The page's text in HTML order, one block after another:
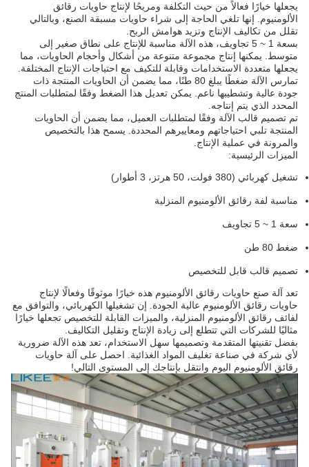
يجعلها خيارًا فعالاً من حيث التكلفة ومريحًا لإنتاج حاويات رقائق
الألومنيوم. إنها تلغي الحاجة إلى شراء حاويات مسبقة الصنع، وبالتالي
تقلل من تكاليف الإنتاج وتزيد هوامش الربح.
بسعة 1 ~ 5 تجاويف، هذه الآلة مناسبة للإنتاج على نطاق صغير إلى
متوسط. يمكنها إنتاج مجموعة متنوعة من أشكال وأحجام الحاويات، مما
يجعلها متعددة الاستخدامات وقابلة للتكيف مع احتياجات الإنتاج المختلفة.
تمارس الآلة ضغطًا يبلغ 80 طنًا، مما يضمن أن الحاويات المنتجة ذات
جودة عالية وتشطيبها ناعم. يمكن تعديل هذا الضغط وفقًا لمتطلبات المنتج
المحدد الذي يتم إنتاجه.
تم تصميم قالب الآلة وفقًا لمتطلبات العميل، مما يضمن أن الحاويات
المنتجة تلبي احتياجاتهم ومعاييرهم المحددة. يسمح هذا بالتخصيص
والمرونة في عملية الإنتاج.
الميزات الرئيسية:
تشغيل كهربائي (380 فولت، 50 هرتز، 3 أطوار)
مناسبة لفة رقائق الألومنيوم المنزلية
سعة 1 ~ 5 تجاويف
ضغط 80 طن
تصميم قالب قابل للتخصيص
تعد آلة صنع حاويات رقائق الألومنيوم هذه خيارًا موثوقًا وفعالًا لإنتاج
حاويات رقائق الألومنيوم عالية الجودة. إن تشغيلها الكهربائي، والتوافق مع
لفائف رقائق الألومنيوم المنزلية، والميزات القابلة للتخصيص تجعلها خيارًا
مثاليًا للشركات التي تتطلع إلى زيادة الإنتاج وتقليل التكاليف.
بفضل تقنيتها المتقدمة وتصميمها سهل الاستخدام، تعد هذه الآلة ضرورية
لأي شركة في صناعة تغليف المواد الغذائية. احصل على آلة حاويات
رقائق الألومنيوم اليوم وانتقل بإنتاجك إلى المستوى التالي!